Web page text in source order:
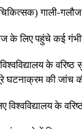
गाली-
लिए पहुंचे कई गंभीर
के
घटनाक्रम की जांच
विश्वविद्यालय के